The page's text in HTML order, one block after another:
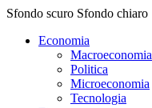
Sfondo scuro Sfondo chiaro
Economia
Macroeconomia
Politica
Microeconomia
Tecnologia